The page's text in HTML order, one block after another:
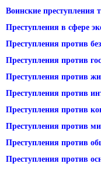
Воинские преступления
Преступления в сфере
Преступления против
Преступления против
Преступления против
Преступления против
Преступления против
Преступления против
Преступления против
Преступления против